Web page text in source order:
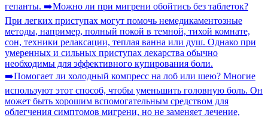
гепанты. ➡️Можно ли при мигрени обойтись без таблеток?
При легких приступах могут помочь немедикаментозные
методы, например, полный покой в темной, тихой комнате,
сон, техники релаксации, теплая ванна или душ. Однако при
умеренных и сильных приступах лекарства обычно
необходимы для эффективного купирования боли.
➡️Помогает ли холодный компресс на лоб или шею? Многие
используют этот способ, чтобы уменьшить головную боль. Он
может быть хорошим вспомогательным средством для
облегчения симптомов мигрени, но не заменяет лечение,